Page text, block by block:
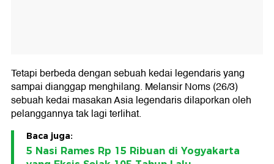
Tetapi berbeda dengan sebuah kedai legendaris yang
sampai dianggap menghilang. Melansir Noms (26/3)
sebuah kedai masakan Asia legendaris dilaporkan oleh
pelanggannya tak lagi terlihat.
Baca juga:
5 Nasi Rames Rp 15 Ribuan di Yogyakarta